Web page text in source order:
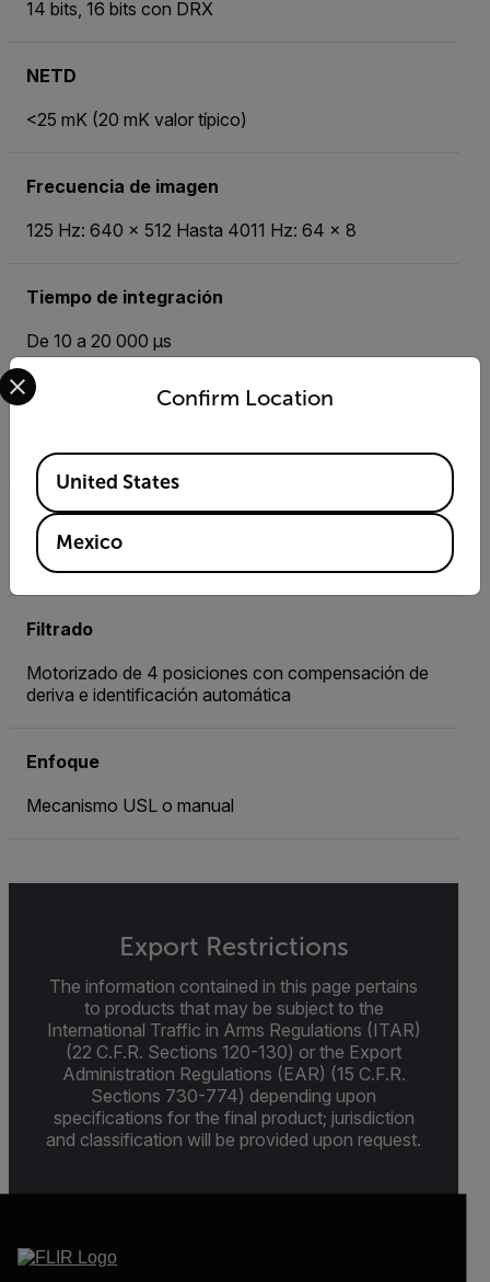
14 bits, 16 bits con DRX
NETD
<25 mK (20 mK valor típico)
Frecuencia de imagen
125 Hz: 640 × 512 Hasta 4011 Hz: 64 × 8
Tiempo de integración
De 10 a 20 000 µs
Rango de temperatura estándar
De 5 a 300 °C
Rango de temperatura opcional
Hasta 3000 °C Desde -20 °C
Filtrado
Motorizado de 4 posiciones con compensación de
deriva e identificación automática
Enfoque
Mecanismo USL o manual
Export Restrictions
The information contained in this page pertains
to products that may be subject to the
International Traffic in Arms Regulations (ITAR)
(22 C.F.R. Sections 120-130) or the Export
Administration Regulations (EAR) (15 C.F.R.
Sections 730-774) depending upon
specifications for the final product; jurisdiction
and classification will be provided upon request.
Confirm Location
Select your preferred country and language from the
Available Locations
United States
Mexico